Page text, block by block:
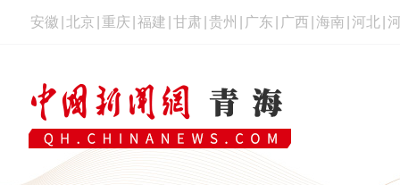
安徽 北京 重庆 福建 甘肃 贵州 广东 广西 海南 河北